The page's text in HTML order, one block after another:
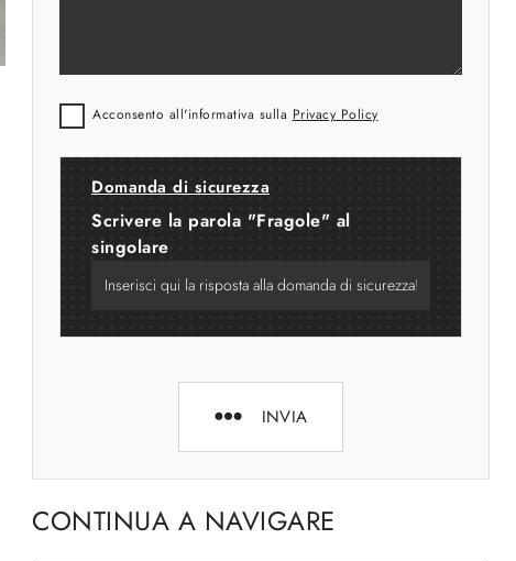
Acconsento all'informativa sulla Privacy Policy
Domanda di sicurezza
Scrivere la parola "Fragole" al
singolare
INVIA
CONTINUA A NAVIGARE